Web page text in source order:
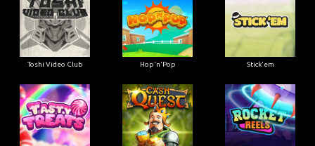
Toshi Video Club Hop'n'Pop Stick'em